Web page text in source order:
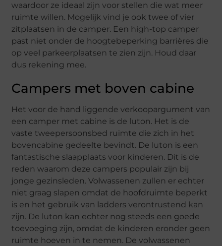
waardoor ze ideaal zijn voor stellen die wat meer
ruimte willen. Mogelijk vind je ook twee of vier
zitplaatsen in de camper. Een high-top camper
past niet onder de hoogtebeperking barrières die
op veel parkeerplaatsen te zien zijn. Houd daar
dus rekening mee.
Campers met boven cabine
Het voor de hand liggende verkoopargument van
een camper met cabine is de luton. Het is de
vaste tweepersoonsbed ruimte die zich in het
bovencabine gedeelte bevindt. De luton is een
fantastische slaapplaats voor kinderen. Dit is de
reden waarom deze campers populair zijn bij
jonge gezinsleden. Volwassenen zullen er echter
niet graag slapen omdat de hoofdruimte beperkt
is en het gebruik van ladders verontrustend kan
zijn. De luton kan echter nog steeds een goede
toevoeging zijn, omdat de kinderen eronder geen
ruimte hoeven in te nemen. De volwassenen